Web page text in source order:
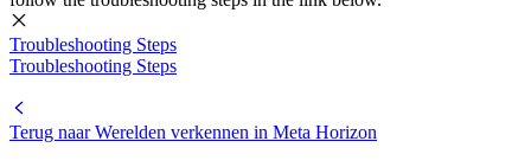
Troubleshooting Steps
Troubleshooting Steps
Terug naar Werelden verkennen in Meta Horizon